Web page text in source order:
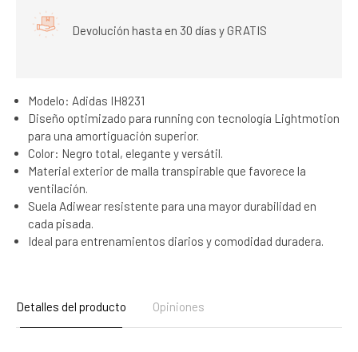
Devolución hasta en 30 días y GRATIS
Modelo: Adidas IH8231
Diseño optimizado para running con tecnología Lightmotion
para una amortiguación superior.
Color: Negro total, elegante y versátil.
Material exterior de malla transpirable que favorece la
ventilación.
Suela Adiwear resistente para una mayor durabilidad en
cada pisada.
Ideal para entrenamientos diarios y comodidad duradera.
Detalles del producto Opiniones